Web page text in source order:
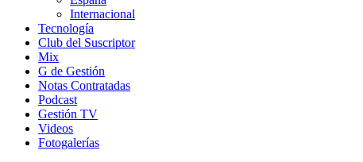
Internacional
Tecnología
Club del Suscriptor
Mix
G de Gestión
Notas Contratadas
Podcast
Gestión TV
Videos
Fotogalerías